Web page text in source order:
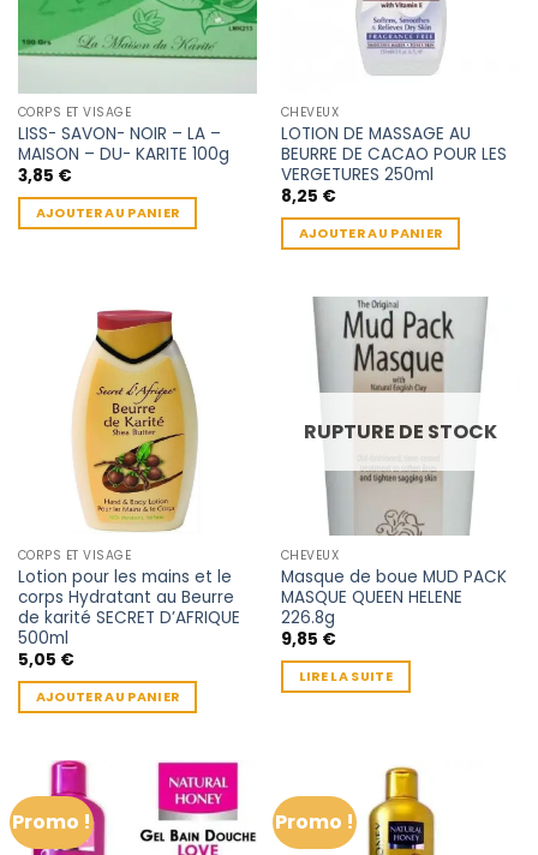
CORPS ET VISAGE
LISS- SAVON- NOIR – LA –
MAISON – DU- KARITE 100g
3,85 €
AJOUTER AU PANIER
CHEVEUX
LOTION DE MASSAGE AU
BEURRE DE CACAO POUR LES
VERGETURES 250ml
8,25 €
AJOUTER AU PANIER
CORPS ET VISAGE
Lotion pour les mains et le
corps Hydratant au Beurre
de karité SECRET D’AFRIQUE
500ml
5,05 €
AJOUTER AU PANIER
RUPTURE DE STOCK
CHEVEUX
Masque de boue MUD PACK
MASQUE QUEEN HELENE
226.8g
9,85 €
LIRE LA SUITE
Promo ! Promo !